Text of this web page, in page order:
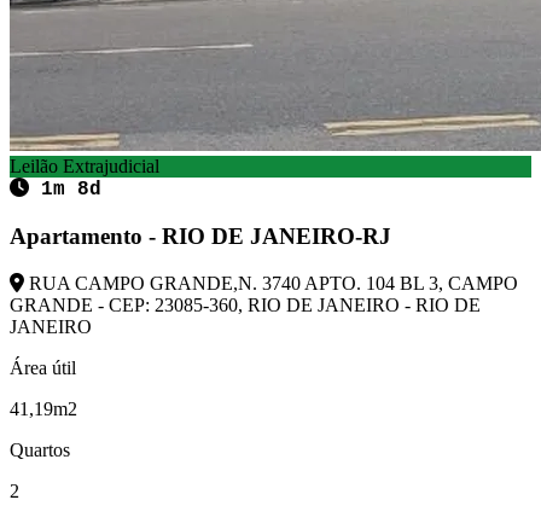
Leilão Extrajudicial
1m 8d
Apartamento - RIO DE JANEIRO-RJ
RUA CAMPO GRANDE,N. 3740 APTO. 104 BL 3, CAMPO
GRANDE - CEP: 23085-360, RIO DE JANEIRO - RIO DE
JANEIRO
Área útil
41,19m2
Quartos
2